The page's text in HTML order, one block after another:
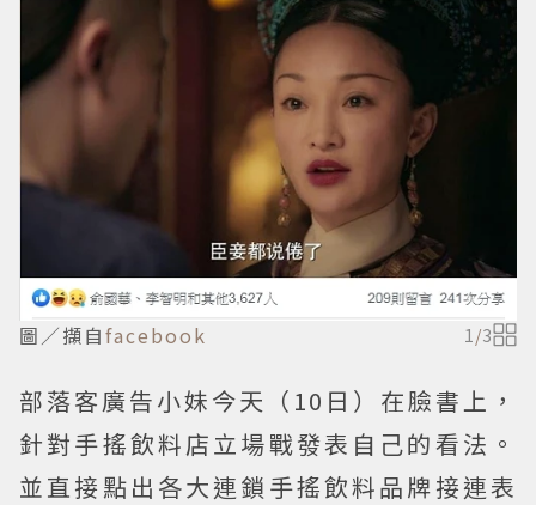
圖／擷自facebook 1 /3
部落客廣告小妹今天（10日）在臉書上，
針對手搖飲料店立場戰發表自己的看法。
並直接點出各大連鎖手搖飲料品牌接連表